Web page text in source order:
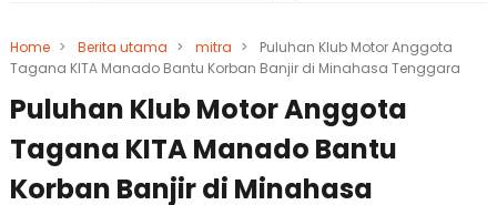
Home > Berita utama > mitra >
Puluhan Klub Motor Anggota
Tagana KITA Manado Bantu Korban Banjir di Minahasa Tenggara
Puluhan Klub Motor Anggota
Tagana KITA Manado Bantu
Korban Banjir di Minahasa